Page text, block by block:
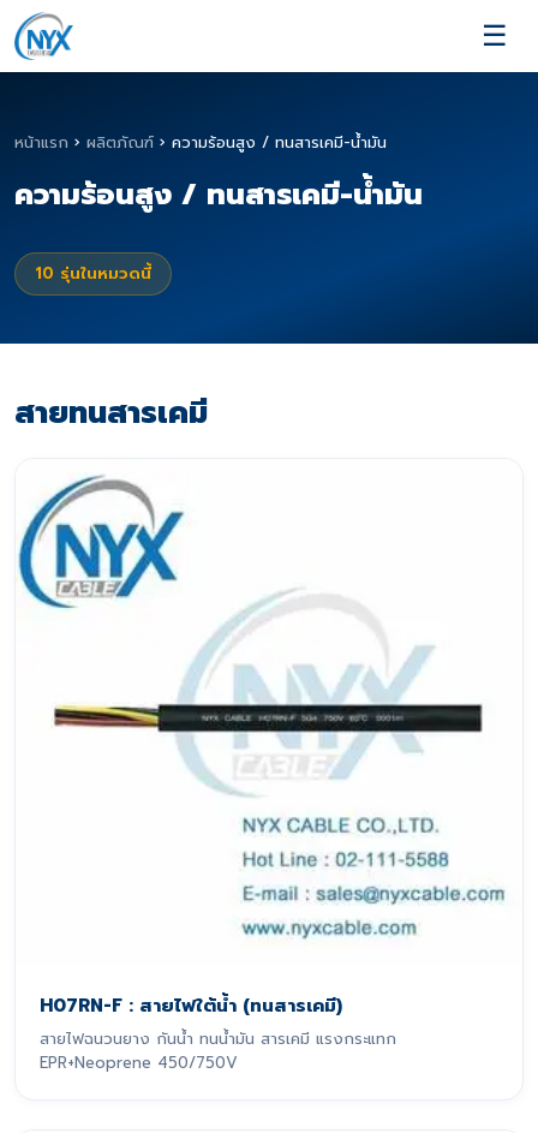
☰
หน้าแรก › ผลิตภัณฑ์ › ความร้อนสูง / ทนสารเคมี-น้ำมัน
ความร้อนสูง / ทนสารเคมี-น้ำมัน
10 รุ่นในหมวดนี้
สายทนสารเคมี
H07RN-F : สายไฟใต้น้ำ (ทนสารเคมี)
สายไฟฉนวนยาง กันน้ำ ทนน้ำมัน สารเคมี แรงกระแทก
EPR+Neoprene 450/750V